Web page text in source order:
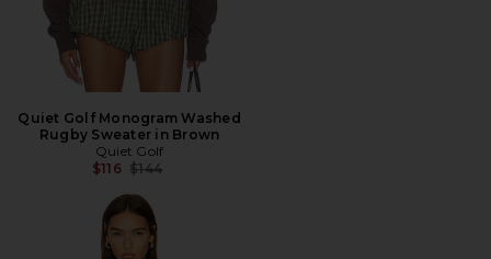
Quiet Golf Monogram Washed
Rugby Sweater in Brown
Quiet Golf
$116 Precio anterior:
$144